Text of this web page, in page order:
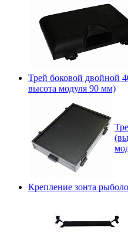
Трей боковой двойной
высота модуля 90 мм)
Крепление зонта